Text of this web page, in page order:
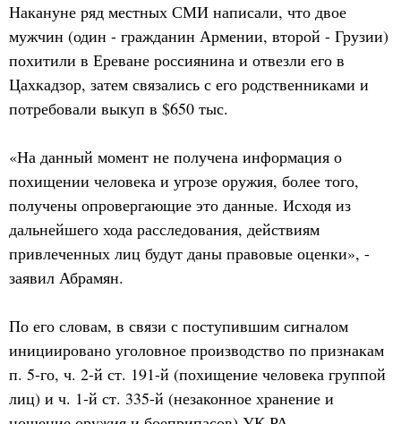
Накануне ряд местных СМИ написали, что двое
мужчин (один - гражданин Армении, второй - Грузии)
похитили в Ереване россиянина и отвезли его в
Цахкадзор, затем связались с его родственниками и
потребовали выкуп в $650 тыс.
«На данный момент не получена информация о
похищении человека и угрозе оружия, более того,
получены опровергающие это данные. Исходя из
дальнейшего хода расследования, действиям
привлеченных лиц будут даны правовые оценки», -
заявил Абрамян.
По его словам, в связи с поступившим сигналом
инициировано уголовное производство по признакам
п. 5-го, ч. 2-й ст. 191-й (похищение человека группой
лиц) и ч. 1-й ст. 335-й (незаконное хранение и